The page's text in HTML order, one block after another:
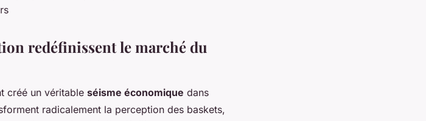
redéfinissent le marché du
créé un véritable séisme économique dans
radicalement la perception des baskets,